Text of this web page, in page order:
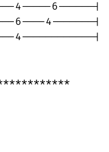
4-----6------|
6----4-------|
4------------|